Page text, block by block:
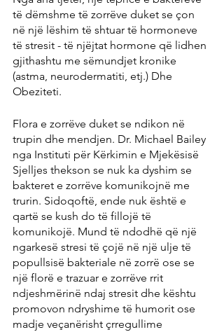
të dëmshme të zorrëve duket se çon
në një lëshim të shtuar të hormoneve
të stresit - të njëjtat hormone që lidhen
gjithashtu me sëmundjet kronike
(astma, neurodermatiti, etj.) Dhe
Obeziteti.
Flora e zorrëve duket se ndikon në
trupin dhe mendjen. Dr. Michael Bailey
nga Instituti për Kërkimin e Mjekësisë
Sjelljes thekson se nuk ka dyshim se
bakteret e zorrëve komunikojnë me
trurin. Sidoqoftë, ende nuk është e
qartë se kush do të fillojë të
komunikojë. Mund të ndodhë që një
ngarkesë stresi të çojë në një ulje të
popullsisë bakteriale në zorrë ose se
një florë e trazuar e zorrëve rrit
ndjeshmërinë ndaj stresit dhe kështu
promovon ndryshime të humorit ose
madje veçanërisht çrregullime